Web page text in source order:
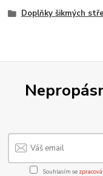
Doplňky šikmých
Souhlasím se